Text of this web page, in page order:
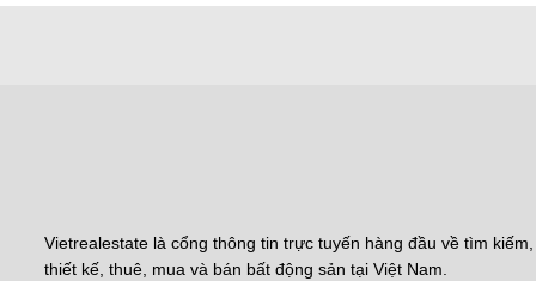
Vietrealestate là cổng thông tin trực tuyến hàng đầu về tìm kiếm,
thiết kế, thuê, mua và bán bất động sản tại Việt Nam.